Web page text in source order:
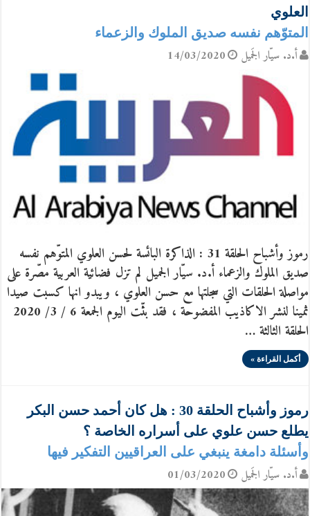
العلوي
المتوّهم نفسه صديق الملوك والزعماء
أ.د. سيّار الجَميل 14/03/2020
رموز وأشباح الحلقة 31 : الذاكرة البائسة لحسن العلوي المتوّهم نفسه
صديق الملوك والزعماء أ‌.د. سيّار الجميل لم تزل فضائية العربية مصّرة على
مواصلة الحلقات التي سجلتها مع حسن العلوي ، ويبدو انها كسبت صيدا
ثمينا لنشر الاكاذيب المفضوحة ، فقد بثّت اليوم الجمعة 6 / 3/ 2020
الحلقة الثالثة …
أكمل القراءة »
رموز وأشباح الحلقة 30 : هل كان أحمد حسن البكر
يطلع حسن علوي على أسراره الخاصة ؟
وأسئلة دامغة ينبغي على العراقيين التفكير فيها
أ.د. سيّار الجَميل 01/03/2020